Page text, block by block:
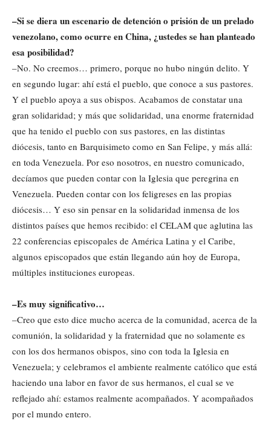
–Si se diera un escenario de detención o prisión de un prelado
venezolano, como ocurre en China, ¿ustedes se han planteado
esa posibilidad?
–No. No creemos… primero, porque no hubo ningún delito. Y
en segundo lugar: ahí está el pueblo, que conoce a sus pastores.
Y el pueblo apoya a sus obispos. Acabamos de constatar una
gran solidaridad; y más que solidaridad, una enorme fraternidad
que ha tenido el pueblo con sus pastores, en las distintas
diócesis, tanto en Barquisimeto como en San Felipe, y más allá:
en toda Venezuela. Por eso nosotros, en nuestro comunicado,
decíamos que pueden contar con la Iglesia que peregrina en
Venezuela. Pueden contar con los feligreses en las propias
diócesis… Y eso sin pensar en la solidaridad inmensa de los
distintos países que hemos recibido: el CELAM que aglutina las
22 conferencias episcopales de América Latina y el Caribe,
algunos episcopados que están llegando aún hoy de Europa,
múltiples instituciones europeas.
–Es muy significativo…
–Creo que esto dice mucho acerca de la comunidad, acerca de la
comunión, la solidaridad y la fraternidad que no solamente es
con los dos hermanos obispos, sino con toda la Iglesia en
Venezuela; y celebramos el ambiente realmente católico que está
haciendo una labor en favor de sus hermanos, el cual se ve
reflejado ahí: estamos realmente acompañados. Y acompañados
por el mundo entero.